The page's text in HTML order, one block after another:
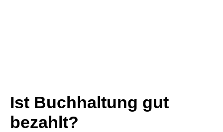
Ist Buchhaltung gut
bezahlt?